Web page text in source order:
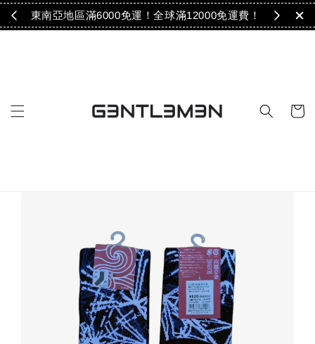
！ 東南亞地區滿6000免運！全球滿12000免運費！